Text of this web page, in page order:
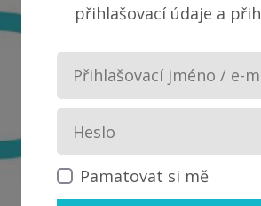
přihlašovací údaje a
Pamatovat si mě